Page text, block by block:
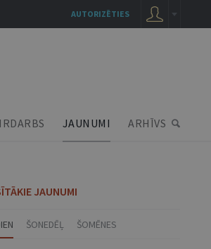
JAUNUMI ARHĪVS
JAUNUMI
ŠONEDĒĻ ŠOMĒNES
AUTORIZĒTIES